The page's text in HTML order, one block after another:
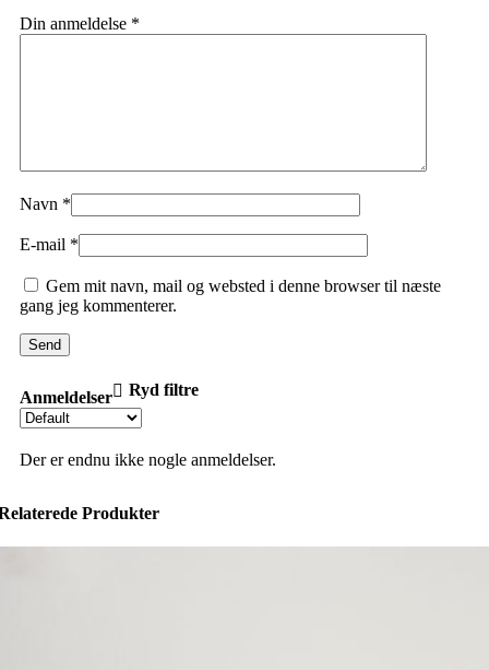
Anmeldelser Ryd filtre
Der er endnu ikke nogle anmeldelser.
Din anmeldelse *
Navn *
E-mail *
Gem mit navn, mail og websted i denne browser til næste
gang jeg kommenterer.
Produkter